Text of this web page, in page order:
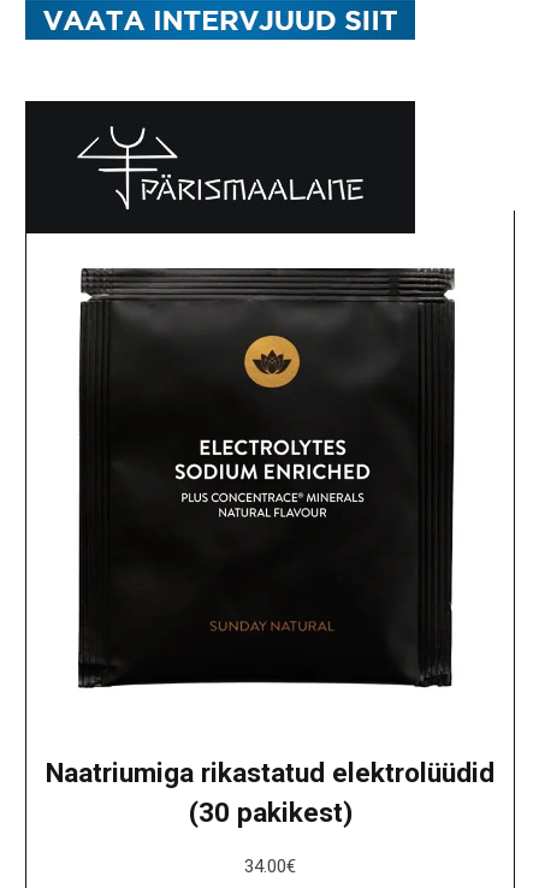
Naatriumiga rikastatud elektrolüüdid
(30 pakikest)
34.00€